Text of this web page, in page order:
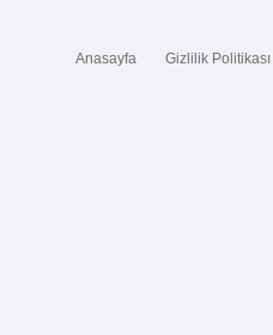
Anasayfa Gizlilik Politikası